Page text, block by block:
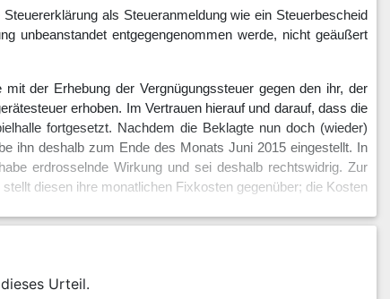
als Steueranmeldung wie ein Steuerbescheid
unbeanstandet entgegengenommen werde, nicht geäußert
der Erhebung der Vergnügungssteuer gegen den ihr, der
erhoben. Im Vertrauen hierauf und darauf, dass die
fortgesetzt. Nachdem die Beklagte nun doch (wieder)
ihn deshalb zum Ende des Monats Juni 2015 eingestellt. In
erdrosselnde Wirkung und sei deshalb rechtswidrig. Zur
diesen ihre monatlichen Fixkosten gegenüber; die Kosten
Urteil.